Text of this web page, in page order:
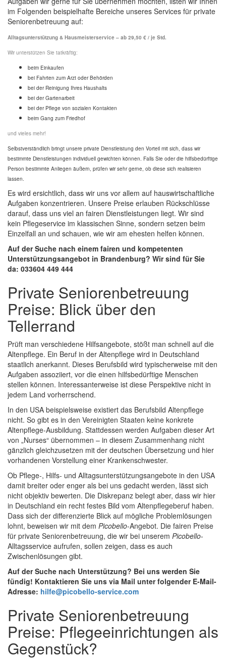
im Folgenden beispielhafte Bereiche unseres Services für private
Seniorenbetreuung auf:
Alltagsunterstützung & Hausmeisterservice – ab 29,50 € / je Std.
Wir unterstützen Sie tatkräftig:
beim Einkaufen
bei Fahrten zum Arzt oder Behörden
bei der Reinigung Ihres Haushalts
bei der Gartenarbeit
bei der Pflege von sozialen Kontakten
beim Gang zum Friedhof
und vieles mehr!
Selbstverständlich bringt unsere private Dienstleistung den Vorteil mit sich, dass wir
bestimmte Dienstleistungen individuell gewichten können. Falls Sie oder die hilfsbedürftige
Person bestimmte Anliegen äußern, prüfen wir sehr gerne, ob diese sich realisieren
lassen.
Es wird ersichtlich, dass wir uns vor allem auf hauswirtschaftliche
Aufgaben konzentrieren. Unsere Preise erlauben Rückschlüsse
darauf, dass uns viel an fairen Dienstleistungen liegt. Wir sind
kein Pflegeservice im klassischen Sinne, sondern setzen beim
Einzelfall an und schauen, wie wir am ehesten helfen können.
Auf der Suche nach einem fairen und kompetenten
Unterstützungsangebot in Brandenburg? Wir sind für Sie
da: 033604 449 444
Private Seniorenbetreuung
Preise: Blick über den
Tellerrand
Prüft man verschiedene Hilfsangebote, stößt man schnell auf die
Altenpflege. Ein Beruf in der Altenpflege wird in Deutschland
staatlich anerkannt. Dieses Berufsbild wird typischerweise mit den
Aufgaben assoziiert, vor die einen hilfsbedürftige Menschen
stellen können. Interessanterweise ist diese Perspektive nicht in
jedem Land vorherrschend.
In den USA beispielsweise existiert das Berufsbild Altenpflege
nicht. So gibt es in den Vereinigten Staaten keine konkrete
Altenpflege-Ausbildung. Stattdessen werden Aufgaben dieser Art
von „Nurses“ übernommen – in diesem Zusammenhang nicht
gänzlich gleichzusetzen mit der deutschen Übersetzung und hier
vorhandenen Vorstellung einer Krankenschwester.
Ob Pflege-, Hilfs- und Alltagsunterstützungsangebote in den USA
damit breiter oder enger als bei uns gedacht werden, lässt sich
nicht objektiv bewerten. Die Diskrepanz belegt aber, dass wir hier
in Deutschland ein recht festes Bild vom Altenpflegeberuf haben.
Dass sich der differenzierte Blick auf mögliche Problemlösungen
lohnt, beweisen wir mit dem Picobello-Angebot. Die fairen Preise
für private Seniorenbetreuung, die wir bei unserem Picobello-
Alltagsservice aufrufen, sollen zeigen, dass es auch
Zwischenlösungen gibt.
Auf der Suche nach Unterstützung? Bei uns werden Sie
fündig! Kontaktieren Sie uns via Mail unter folgender E-Mail-
Adresse: hilfe@picobello-service.com
Private Seniorenbetreuung
Preise: Pflegeeinrichtungen als
Gegenstück?